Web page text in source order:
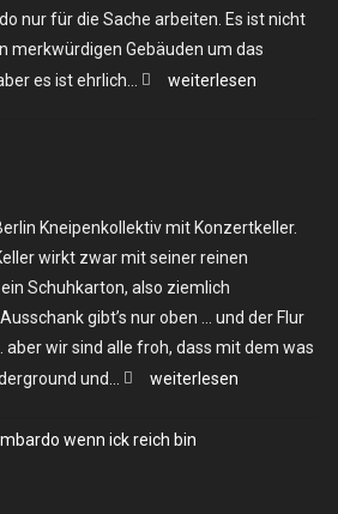
nur für die Sache arbeiten. Es ist nicht
merkwürdigen Gebäuden um das
es ist ehrlich…
Berlin,
weiterlesen
Kneipenkollektiv mit Konzertkeller.
wirkt zwar mit seiner reinen
Schuhkarton, also ziemlich
gibt’s nur oben … und der Flur
wir sind alle froh, dass mit dem was
und…
Berlin,
weiterlesen
wenn ick reich bin